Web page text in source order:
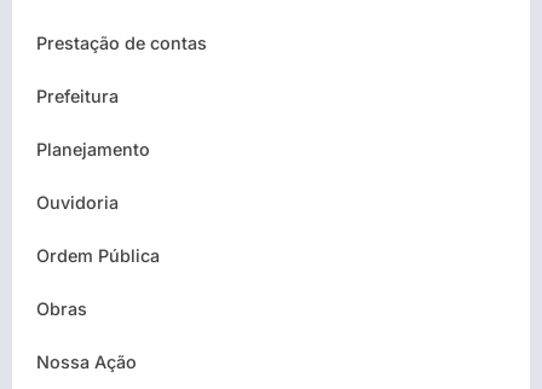
Prestação de contas
Prefeitura
Planejamento
Ouvidoria
Ordem Pública
Obras
Nossa Ação